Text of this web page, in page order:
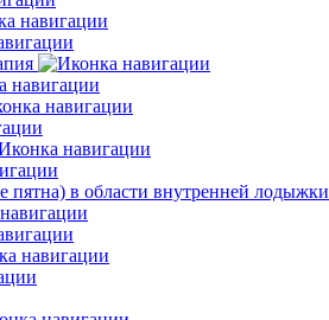
в области внутренней лодыжки